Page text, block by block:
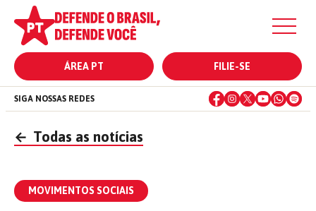
ÁREA PT FILIE-SE
SIGA NOSSAS REDES
← Todas as notícias
MOVIMENTOS SOCIAIS